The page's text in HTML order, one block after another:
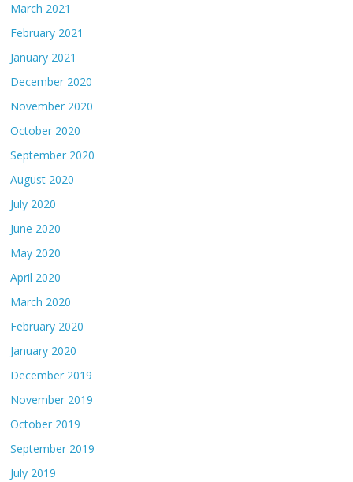
March 2021
February 2021
January 2021
December 2020
November 2020
October 2020
September 2020
August 2020
July 2020
June 2020
May 2020
April 2020
March 2020
February 2020
January 2020
December 2019
November 2019
October 2019
September 2019
July 2019